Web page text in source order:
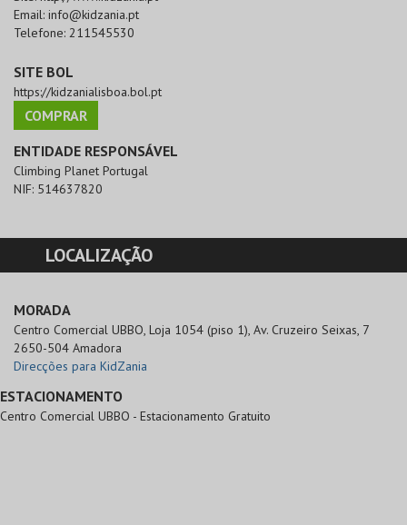
Email: info@kidzania.pt
Telefone: 211545530
SITE BOL
https://kidzanialisboa.bol.pt
COMPRAR
ENTIDADE RESPONSÁVEL
Climbing Planet Portugal
NIF: 514637820
LOCALIZAÇÃO
MORADA
Centro Comercial UBBO, Loja 1054 (piso 1), Av. Cruzeiro Seixas, 7
2650-504 Amadora
Direcções para KidZania
ESTACIONAMENTO
Centro Comercial UBBO - Estacionamento Gratuito